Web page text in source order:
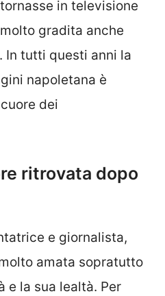
in televisione
gradita anche
In tutti questi anni la
napoletana è
dei
ritrovata dopo
e giornalista,
amata sopratutto
e la sua lealtà. Per